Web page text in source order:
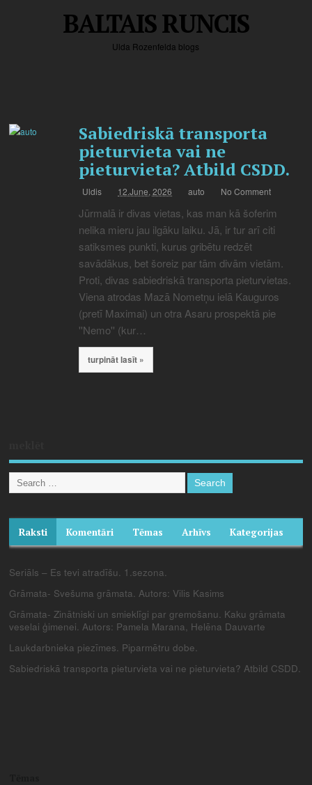
BALTAIS RUNCIS
Ulda Rozenfelda blogs
Sabiedriskā transporta
pieturvieta vai ne
pieturvieta? Atbild CSDD.
Uldis 12.June, 2026 auto No Comment
Jūrmalā ir divas vietas, kas man kā šoferim
nelika mieru jau ilgāku laiku. Jā, ir tur arī citi
satiksmes punkti, kurus gribētu redzēt
savādākus, bet šoreiz par tām divām vietām.
Proti, divas sabiedriskā transporta pieturvietas.
Viena atrodas Mazā Nometņu ielā Kauguros
(pretī Maximai) un otra Asaru prospektā pie
''Nemo'' (kur…
turpināt lasīt »
Raksti Komentāri Tēmas Arhīvs Kategorijas
Seriāls – Es tevi atradīšu. 1.sezona.
Grāmata- Svešuma grāmata. Autors: Vilis Kasims
Grāmata- Zinātniski un smieklīgi par gremošanu. Kaku grāmata
veselai ģimenei. Autors: Pamela Marana, Helēna Dauvarte
Laukdarbnieka piezīmes. Piparmētru dobe.
Sabiedriskā transporta pieturvieta vai ne pieturvieta? Atbild CSDD.